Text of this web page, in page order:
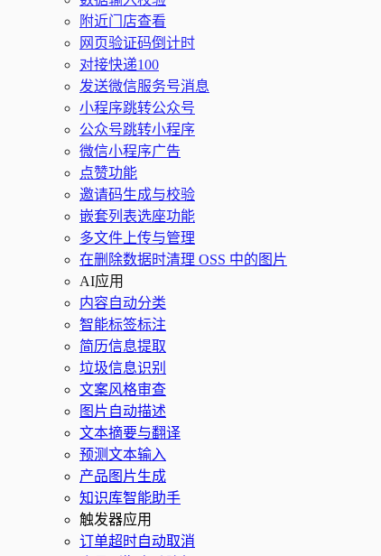
附近门店查看
网页验证码倒计时
对接快递100
发送微信服务号消息
小程序跳转公众号
公众号跳转小程序
微信小程序广告
点赞功能
邀请码生成与校验
嵌套列表选座功能
多文件上传与管理
在删除数据时清理 OSS 中的图片
AI应用
内容自动分类
智能标签标注
简历信息提取
垃圾信息识别
文案风格审查
图片自动描述
文本摘要与翻译
预测文本输入
产品图片生成
知识库智能助手
触发器应用
订单超时自动取消